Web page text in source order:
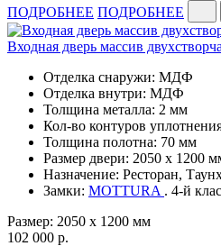
ПОДРОБНЕЕ ПОДРОБНЕЕ
Входная дверь массив
Отделка снаружи: МДФ
Отделка внутри: МДФ
Толщина металла: 2 мм
Кол-во контуров
Толщина полотна: 70 мм
Размер двери: 2050 x 1200
Назначение: Ресторан,
Замки: MOTTURA . 4-й
Размер: 2050 x 1200 мм
102 000 р.